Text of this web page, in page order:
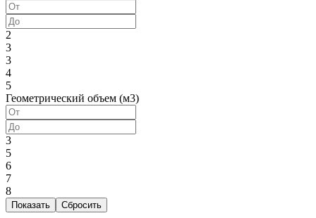
2
3
3
4
5
Геометрический объем (м3)
3
5
6
7
8